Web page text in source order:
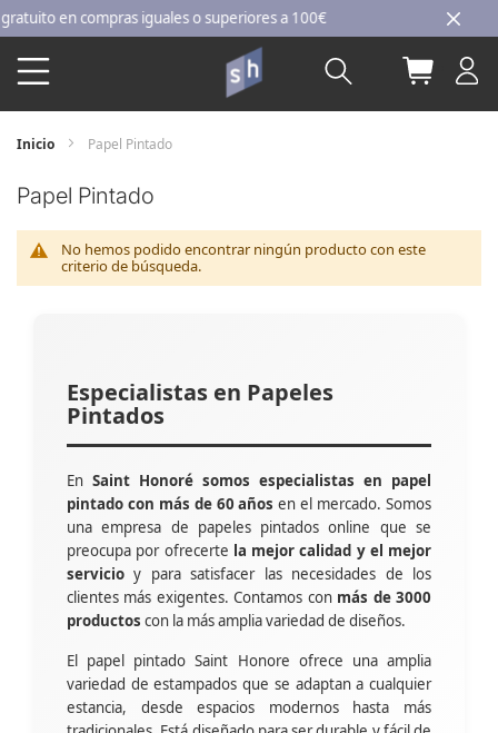
Ir
al
contenido
en compras iguales o superiores a 100€
Buscar Mi
Inicio Papel Pintado
Papel Pintado
No hemos podido encontrar ningún producto con este
criterio de búsqueda.
Especialistas en Papeles
Pintados
En Saint Honoré somos especialistas en papel
pintado con más de 60 años en el mercado. Somos
una empresa de papeles pintados online que se
preocupa por ofrecerte la mejor calidad y el mejor
servicio y para satisfacer las necesidades de los
clientes más exigentes. Contamos con más de 3000
productos con la más amplia variedad de diseños.
El papel pintado Saint Honore ofrece una amplia
variedad de estampados que se adaptan a cualquier
estancia, desde espacios modernos hasta más